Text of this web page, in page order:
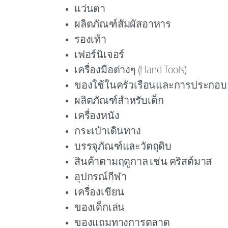
แว่นตา
ผลิตภัณฑ์สัมผัสอาหาร
รองเท้า
เฟอร์นิเจอร์
เครื่องมือต่างๆ (Hand Tools)
ของใช้ในครัวเรือนและการประกอ
ผลิตภัณฑ์สำหรับเด็ก
เครื่องหนัง
กระเป๋าเดินทาง
บรรจุภัณฑ์และวัตถุดิบ
สินค้าตามฤดูกาล เช่น คริสต์มาส
อุปกรณ์กีฬา
เครื่องเขียน
ของเด็กเล่น
ของแถมทางการตลาด